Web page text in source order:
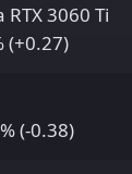
RTX 3060 Ti
(+0.27)
(-0.38)